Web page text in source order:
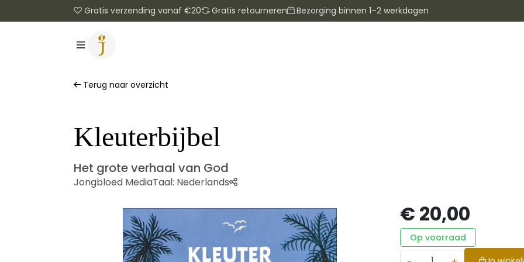
Gratis verzending vanaf €20 Gratis retourneren Bezorging binnen 1–2 werkdagen
Terug naar overzicht
Kleuterbijbel
Het grote verhaal van God
Jongbloed MediaTaal: Nederlands
€ 20,00
Op voorraad